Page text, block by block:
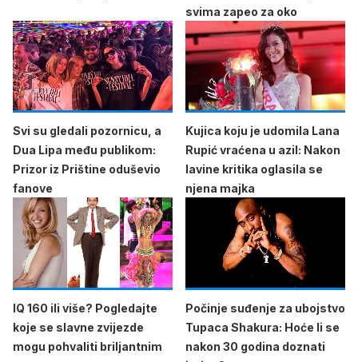
svima zapeo za oko
Svi su gledali pozornicu, a
Dua Lipa među publikom:
Prizor iz Prištine oduševio
fanove
Kujica koju je udomila Lana
Rupić vraćena u azil: Nakon
lavine kritika oglasila se
njena majka
IQ 160 ili više? Pogledajte
koje se slavne zvijezde
mogu pohvaliti briljantnim
Počinje suđenje za ubojstvo
Tupaca Shakura: Hoće li se
nakon 30 godina doznati